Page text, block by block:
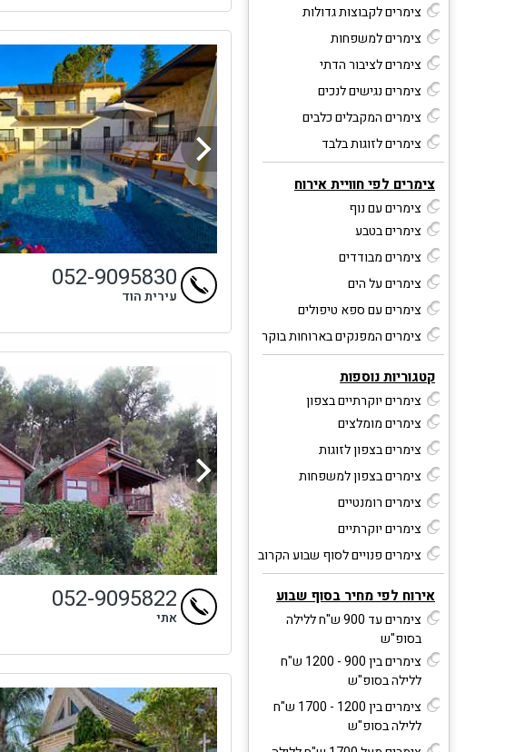
צימרים לקבוצות גדולות
צימרים למשפחות
צימרים לציבור הדתי
צימרים נגישים לנכים
צימרים המקבלים כלבים
צימרים לזוגות בלבד
צימרים לפי חוויית אירוח
צימרים עם נוף
צימרים בטבע
צימרים מבודדים
צימרים על הים
צימרים עם ספא טיפולים
צימרים המפנקים בארוחות בוקר
קטגוריות נוספות
צימרים יוקרתיים בצפון
צימרים מומלצים
צימרים בצפון לזוגות
צימרים בצפון למשפחות
צימרים רומנטיים
צימרים יוקרתיים
צימרים פנויים לסוף שבוע הקרוב
אירוח לפי מחיר בסוף שבוע
צימרים עד 900 ש"ח ללילה
בסופ"ש
צימרים בין 900 - 1200 ש"ח
ללילה בסופ"ש
צימרים בין 1200 - 1700 ש"ח
ללילה בסופ"ש
052-9095830
עירית הוד
052-9095822
אתי